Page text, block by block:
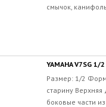
смычок,
YAMAHA V7SG 1/2
Размер: 1/2
старину
боковые части